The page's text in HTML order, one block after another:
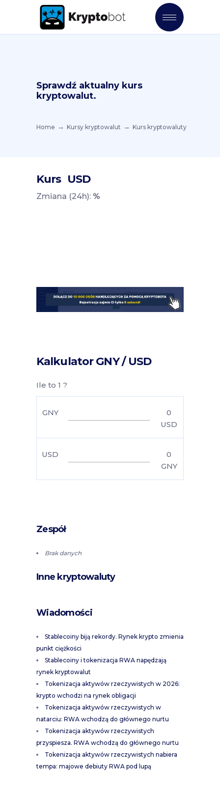
Sprawdź aktualny kurs
kryptowalut.
Home Kursy kryptowalut Kurs kryptowaluty
Kurs USD
Zmiana (24h): %
Kalkulator GNY / USD
Ile to 1 ?
GNY
0
USD
USD
0
GNY
Zespół
Brak danych
Inne kryptowaluty
Wiadomości
Stablecoiny biją rekordy. Rynek krypto zmienia
punkt ciężkości
Stablecoiny i tokenizacja RWA napędzają
rynek kryptowalut
Tokenizacja aktywów rzeczywistych w 2026:
krypto wchodzi na rynek obligacji
Tokenizacja aktywów rzeczywistych w
natarciu: RWA wchodzą do głównego nurtu
Tokenizacja aktywów rzeczywistych
przyspiesza. RWA wchodzą do głównego nurtu
Tokenizacja aktywów rzeczywistych nabiera
tempa: majowe debiuty RWA pod lupą